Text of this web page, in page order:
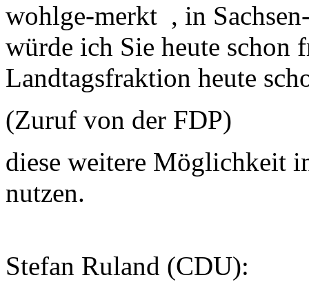
wohlge-merkt , in
würde ich Sie heute schon
Landtagsfraktion heute
(Zuruf von der FDP)
diese weitere Möglichkeit
nutzen.
Stefan Ruland (CDU):